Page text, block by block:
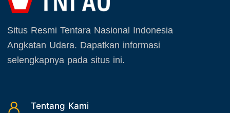
Situs Resmi Tentara Nasional Indonesia
Angkatan Udara. Dapatkan informasi
selengkapnya pada situs ini.
Tentang Kami